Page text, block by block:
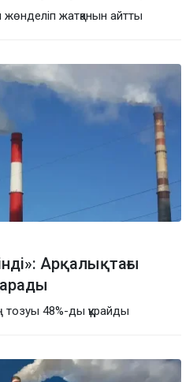
жатқанын айтты
Арқалықтағы
тозуы 48%-ды құрайды